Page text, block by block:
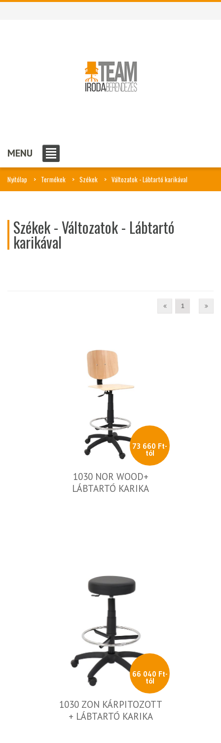
MENU
Nyitólap Termékek Székek Változatok - Lábtartó karikával
Székek - Változatok - Lábtartó
karikával
1
73 660 Ft-
tól
1030 NOR WOOD+
LÁBTARTÓ KARIKA
66 040 Ft-
tól
1030 ZON KÁRPITOZOTT
+ LÁBTARTÓ KARIKA